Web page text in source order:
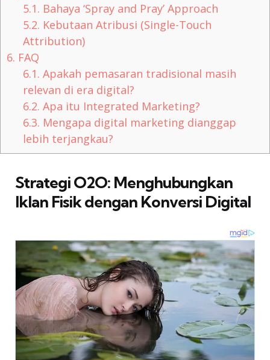
5.1. Bahaya ‘Spray and Pray’ Approach
5.2. Kebutaan Atribusi (Single-Touch
Attribution)
6. FAQ
6.1. Apakah pemasaran tradisional masih
relevan di era digital?
6.2. Apa itu Integrated Marketing?
6.3. Mengapa digital marketing dianggap
lebih terjangkau?
Strategi O2O: Menghubungkan
Iklan Fisik dengan Konversi Digital